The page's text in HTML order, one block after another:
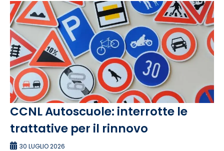
CCNL Autoscuole: interrotte le
trattative per il rinnovo
30 LUGLIO 2026